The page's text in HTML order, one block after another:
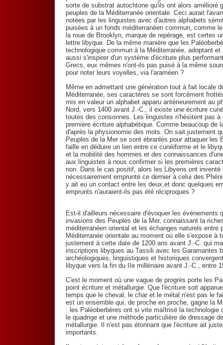
sorte de substrat autochtone qu'ils ont alors
peuples de la Méditerranée orientale. Ceci aurait
notées par les linguistes avec d'autres alphabets
puisées à un fonds méditerranéen commun, comme
la roue de Brooklyn, marque de repérage, est certes
lettre libyque. De la même manière que les
technologique commun à la Méditerranée, adoptant
aussi s'inspirer d'un système d'écriture plus
Grecs, eux mêmes n'ont-ils pas puisé à la même
pour noter leurs voyelles, via l'araméen ?
Même en admettant une génération tout à fait locale
Méditerranée, ses caractères se sont forcément
mis en valeur un alphabet apparu antérieurement au
Nord, vers 1400 avant J.-C., il existe une écriture
toutes des consonnes. Les linguistes n'hésitent pas
première écriture alphabétique. Comme beaucoup
d'après la physionomie des mots. On sait justement
Peuples de la Mer se sont ébranlés pour attaquer
faille en déduire un lien entre ce cunéiforme et le
et la mobilité des hommes et des connaissances
aux linguistes à nous confirmer si les premières
non. Dans le cas positif, alors les Libyens ont
nécessairement emprunté ce dernier à celui des
y ait eu un contact entre les deux,et donc quelques
emprunts n'auraient-ils pas été réciproques ?
Est-il d'ailleurs nécessaire d'évoquer les événements
invasions des Peuples de la Mer, connaissant la
méditerranéen oriental et les échanges naturels
Méditerranée orientale au moment où elle s'expose à
justement à cette date de 1200 ans avant J.-C. qui
inscriptions libyques au Tassili avec les Garamantes
archéologiques, linguistiques et historiques
libyque vers la fin du IIe millénaire avant J.-C., entre
C'est le moment où une vague de progrès porte les
point écriture et métallurgie. Que l'écriture soit
temps que le cheval, le char et le métal n'est pas le
est un ensemble qui, de proche en proche, gagne la
: les Paléoberbères ont si vite maîtrisé la
le quadrige et une méthode particulière de dressage
métallurgie. Il n'est pas étonnant que l'écriture ait
importants.